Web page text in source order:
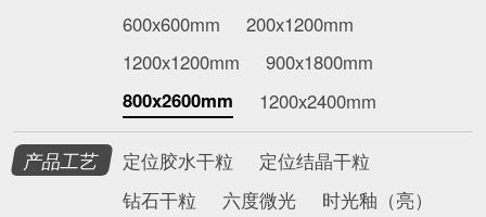
600x600mm
200x1200mm
1200x1200mm
900x1800mm
800x2600mm
1200x2400mm
产品工艺 定位胶水干粒
定位结晶干粒
钻石干粒
六度微光
时光釉（亮）